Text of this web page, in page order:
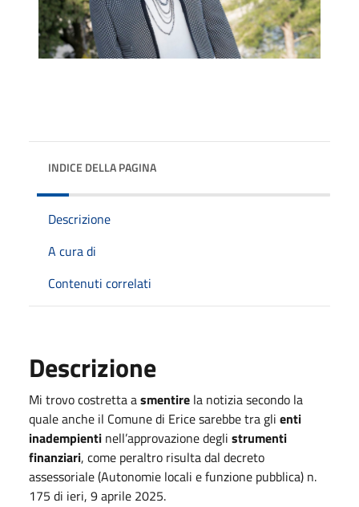
INDICE DELLA PAGINA
Descrizione
A cura di
Contenuti correlati
Descrizione
Mi trovo costretta asmentire la notizia secondo la
quale anche il Comune di Erice sarebbe tra gli enti
inadempienti nell’approvazione degli strumenti
finanziari, come peraltro risulta dal decreto
assessoriale (Autonomie locali e funzione pubblica) n.
175 di ieri, 9 aprile 2025.